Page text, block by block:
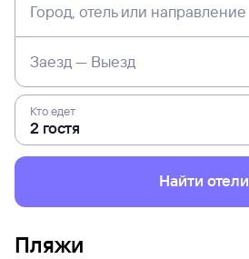
Город, отель или направление
Заезд — Выезд
Кто едет
Найти отели
Пляжи